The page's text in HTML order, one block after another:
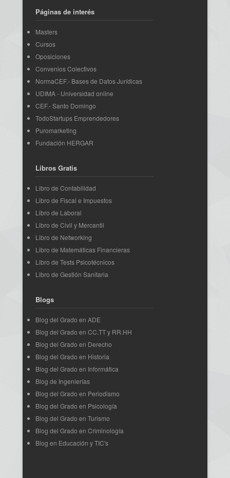
Páginas de interés
Masters
Cursos
Oposiciones
Convenios Colectivos
NormaCEF.- Bases de Datos Jurídicas
UDIMA - Universidad online
CEF.- Santo Domingo
TodoStartups Emprendedores
Puromarketing
Fundación HERGAR
Libros Gratis
Libro de Contabilidad
Libro de Fiscal e Impuestos
Libro de Laboral
Libro de Civil y Mercantil
Libro de Networking
Libro de Matemáticas Financieras
Libro de Tests Psicotécnicos
Libro de Gestión Sanitaria
Blogs
Blog del Grado en ADE
Blog del Grado en CC.TT y RR.HH
Blog del Grado en Derecho
Blog del Grado en Historia
Blog del Grado en Informática
Blog de Ingenierías
Blog del Grado en Periodismo
Blog del Grado en Psicología
Blog del Grado en Turismo
Blog del Grado en Criminología
Blog en Educación y TIC's